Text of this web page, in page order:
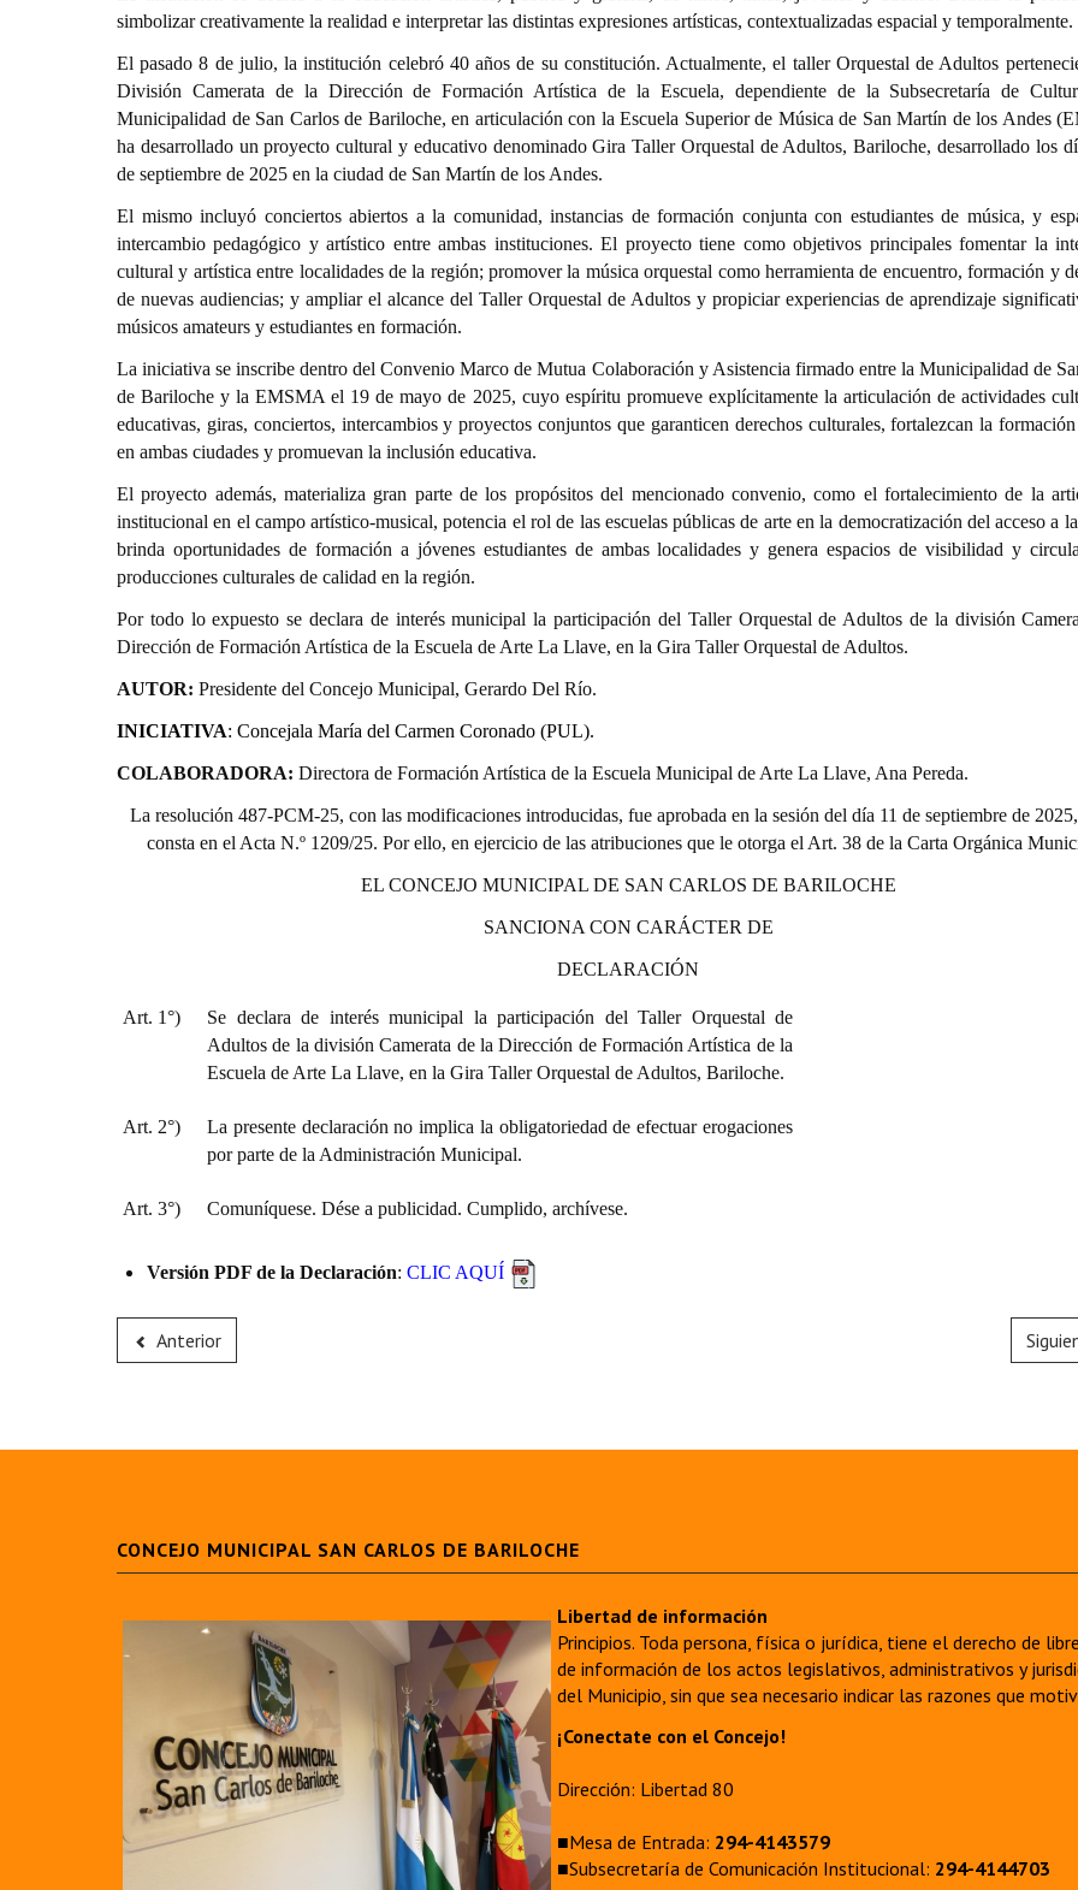
simbolizar creativamente la realidad e interpretar las distintas expresiones artísticas, contextualizadas espacial y temporalmente.
El pasado 8 de julio, la institución celebró 40 años de su constitución. Actualmente, el taller Orquestal de Adultos
División Camerata de la Dirección de Formación Artística de la Escuela, dependiente de la Subsecretaría de
Municipalidad de San Carlos de Bariloche, en articulación con la Escuela Superior de Música de San Martín de los Andes
ha desarrollado un proyecto cultural y educativo denominado Gira Taller Orquestal de Adultos, Bariloche, desarrollado los
de septiembre de 2025 en la ciudad de San Martín de los Andes.
El mismo incluyó conciertos abiertos a la comunidad, instancias de formación conjunta con estudiantes de música, y
intercambio pedagógico y artístico entre ambas instituciones. El proyecto tiene como objetivos principales fomentar la
cultural y artística entre localidades de la región; promover la música orquestal como herramienta de encuentro, formación y
de nuevas audiencias; y ampliar el alcance del Taller Orquestal de Adultos y propiciar experiencias de aprendizaje
músicos amateurs y estudiantes en formación.
La iniciativa se inscribe dentro del Convenio Marco de Mutua Colaboración y Asistencia firmado entre la Municipalidad de
de Bariloche y la EMSMA el 19 de mayo de 2025, cuyo espíritu promueve explícitamente la articulación de actividades
educativas, giras, conciertos, intercambios y proyectos conjuntos que garanticen derechos culturales, fortalezcan la
en ambas ciudades y promuevan la inclusión educativa.
El proyecto además, materializa gran parte de los propósitos del mencionado convenio, como el fortalecimiento de la
institucional en el campo artístico-musical, potencia el rol de las escuelas públicas de arte en la democratización del acceso a
brinda oportunidades de formación a jóvenes estudiantes de ambas localidades y genera espacios de visibilidad y
producciones culturales de calidad en la región.
Por todo lo expuesto se declara de interés municipal la participación del Taller Orquestal de Adultos de la división
Dirección de Formación Artística de la Escuela de Arte La Llave, en la Gira Taller Orquestal de Adultos.
AUTOR: Presidente del Concejo Municipal, Gerardo Del Río.
INICIATIVA: Concejala María del Carmen Coronado (PUL).
COLABORADORA: Directora de Formación Artística de la Escuela Municipal de Arte La Llave, Ana Pereda.
La resolución 487-PCM-25, con las modificaciones introducidas, fue aprobada en la sesión del día 11 de septiembre de
consta en el Acta N.º 1209/25. Por ello, en ejercicio de las atribuciones que le otorga el Art. 38 de la Carta Orgánica
EL CONCEJO MUNICIPAL DE SAN CARLOS DE BARILOCHE
SANCIONA CON CARÁCTER DE
DECLARACIÓN
Art. 1°)
Se declara de interés municipal la participación del Taller Orquestal de
Adultos de la división Camerata de la Dirección de Formación Artística de la
Escuela de Arte La Llave, en la Gira Taller Orquestal de Adultos, Bariloche.
Art. 2°)
La presente declaración no implica la obligatoriedad de efectuar erogaciones
por parte de la Administración Municipal.
Art. 3°) Comuníquese. Dése a publicidad. Cumplido, archívese.
Versión PDF de la Declaración: CLIC AQUÍ
Anterior
CONCEJO MUNICIPAL SAN CARLOS DE BARILOCHE
Libertad de información
Principios. Toda persona, física o jurídica, tiene el derecho de
de información de los actos legislativos, administrativos y
del Municipio, sin que sea necesario indicar las razones que
¡Conectate con el Concejo!
Dirección: Libertad 80
■Mesa de Entrada: 294-4143579
■Subsecretaría de Comunicación Institucional: 294-4144703